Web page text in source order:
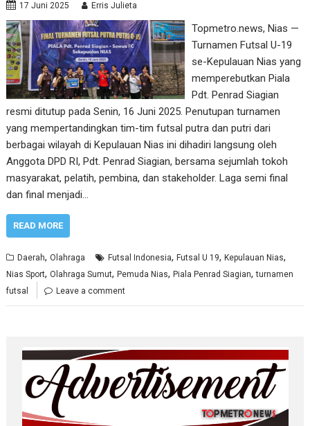
17 Juni 2025 Erris Julieta
Topmetro.news, Nias —
Turnamen Futsal U-19
se-Kepulauan Nias yang
memperebutkan Piala
Pdt. Penrad Siagian
resmi ditutup pada Senin, 16 Juni 2025. Penutupan turnamen
yang mempertandingkan tim-tim futsal putra dan putri dari
berbagai wilayah di Kepulauan Nias ini dihadiri langsung oleh
Anggota DPD RI, Pdt. Penrad Siagian, bersama sejumlah tokoh
masyarakat, pelatih, pembina, dan stakeholder. Laga semi final
dan final menjadi…
READ MORE
Daerah,Olahraga Futsal Indonesia,Futsal U 19,Kepulauan Nias,
Nias Sport,Olahraga Sumut,Pemuda Nias,Piala Penrad Siagian,turnamen
futsal
Leave a comment